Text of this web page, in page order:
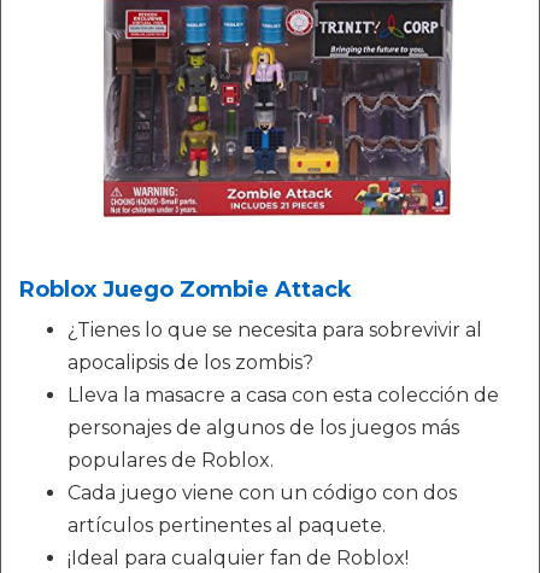
Roblox Juego Zombie Attack
¿Tienes lo que se necesita para sobrevivir al
apocalipsis de los zombis?
Lleva la masacre a casa con esta colección de
personajes de algunos de los juegos más
populares de Roblox.
Cada juego viene con un código con dos
artículos pertinentes al paquete.
¡Ideal para cualquier fan de Roblox!